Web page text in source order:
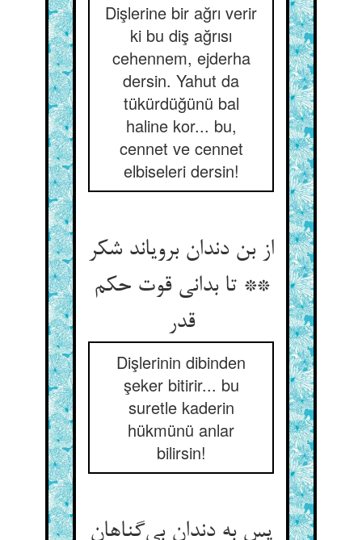
Dişlerine bir ağrı verir
ki bu diş ağrısı
cehennem, ejderha
dersin. Yahut da
tükürdüğünü bal
haline kor... bu,
cennet ve cennet
elbiseleri dersin!
از بن دندان برویاند شکر
** تا بدانی قوت حکم
قدر
Dişlerinin dibinden
şeker bitirir... bu
suretle kaderin
hükmünü anlar
bilirsin!
پس به دندان بی‌گناهان